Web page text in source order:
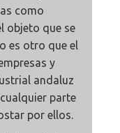
como
objeto que se
es otro que el
y
andaluz
parte
por ellos.